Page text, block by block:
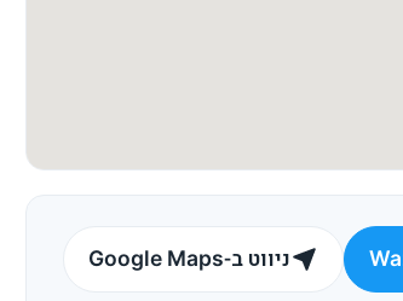
ניווט ב-Google Maps